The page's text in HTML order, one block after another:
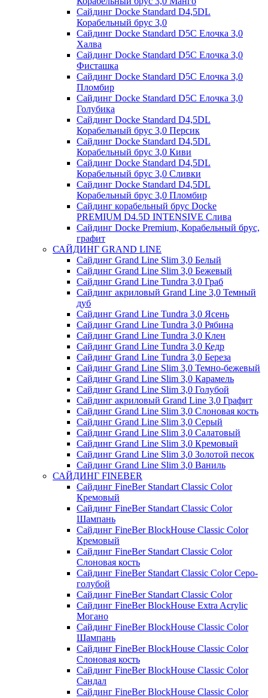
Сайдинг Docke Standard D4,5DL
Корабельный брус 3,0
Сайдинг Docke Standard D5C Елочка 3,0
Халва
Сайдинг Docke Standard D5C Елочка 3,0
Фисташка
Сайдинг Docke Standard D5C Елочка 3,0
Пломбир
Сайдинг Docke Standard D5C Елочка 3,0
Голубика
Сайдинг Docke Standard D4,5DL
Корабельный брус 3,0 Персик
Сайдинг Docke Standard D4,5DL
Корабельный брус 3,0 Киви
Сайдинг Docke Standard D4,5DL
Корабельный брус 3,0 Сливки
Сайдинг Docke Standard D4,5DL
Корабельный брус 3,0 Пломбир
Сайдинг корабельный брус Docke
PREMIUM D4.5D INTENSIVE Слива
Сайдинг Docke Premium, Корабельный брус,
графит
САЙДИНГ GRAND LINE
Сайдинг Grand Line Slim 3,0 Белый
Сайдинг Grand Line Slim 3,0 Бежевый
Сайдинг Grand Line Tundra 3,0 Граб
Сайдинг акриловый Grand Line 3,0 Темный
дуб
Сайдинг Grand Line Tundra 3,0 Ясень
Сайдинг Grand Line Tundra 3,0 Рябина
Сайдинг Grand Line Tundra 3,0 Клен
Сайдинг Grand Line Tundra 3,0 Кедр
Сайдинг Grand Line Tundra 3,0 Береза
Сайдинг Grand Line Slim 3,0 Темно-бежевый
Сайдинг Grand Line Slim 3,0 Карамель
Сайдинг Grand Line Slim 3,0 Голубой
Сайдинг акриловый Grand Line 3,0 Графит
Сайдинг Grand Line Slim 3,0 Слоновая кость
Сайдинг Grand Line Slim 3,0 Серый
Сайдинг Grand Line Slim 3,0 Салатовый
Сайдинг Grand Line Slim 3,0 Кремовый
Сайдинг Grand Line Slim 3,0 Золотой песок
Сайдинг Grand Line Slim 3,0 Ваниль
САЙДИНГ FINEBER
Сайдинг FineBer Standart Classic Color
Кремовый
Сайдинг FineBer Standart Classic Color
Шампань
Сайдинг FineBer BlockHouse Classic Color
Кремовый
Сайдинг FineBer Standart Classic Color
Слоновая кость
Сайдинг FineBer Standart Classic Color Серо-
голубой
Сайдинг FineBer Standart Classic Color
Сайдинг FineBer BlockHouse Extra Acrylic
Могано
Сайдинг FineBer BlockHouse Classic Color
Шампань
Сайдинг FineBer BlockHouse Classic Color
Слоновая кость
Сайдинг FineBer BlockHouse Classic Color
Сандал
Сайдинг FineBer BlockHouse Classic Color